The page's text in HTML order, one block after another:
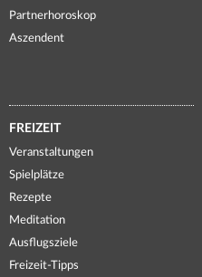
Partnerhoroskop
Aszendent
FREIZEIT
Veranstaltungen
Spielplätze
Rezepte
Meditation
Ausflugsziele
Freizeit-Tipps